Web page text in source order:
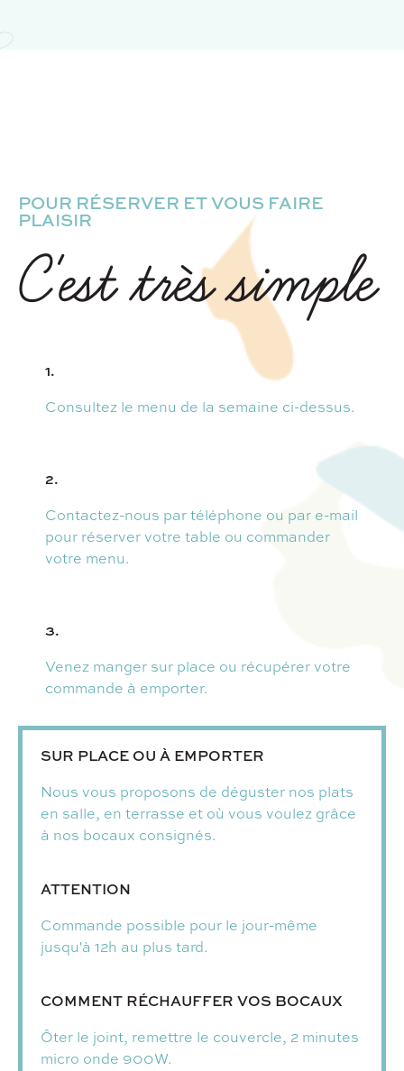
POUR RÉSERVER ET VOUS FAIRE
PLAISIR
C'est très simple
1.
Consultez le menu de la semaine ci-dessus.
2.
Contactez-nous par téléphone ou par e-mail
pour réserver votre table ou commander
votre menu.
3.
Venez manger sur place ou récupérer votre
commande à emporter.
SUR PLACE OU À EMPORTER
Nous vous proposons de déguster nos plats
en salle, en terrasse et où vous voulez grâce
à nos bocaux consignés.
ATTENTION
Commande possible pour le jour-même
jusqu'à 12h au plus tard.
COMMENT RÉCHAUFFER VOS BOCAUX
Ôter le joint, remettre le couvercle, 2 minutes
micro onde 900W.